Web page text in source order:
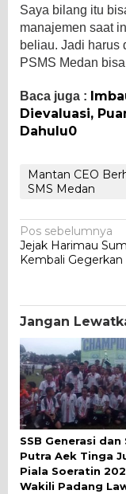
Saya bilang itu
manajemen saat
beliau. Jadi harus
PSMS Medan
Baca juga :
Dievaluasi,
Dahulu0
Mantan CEO
SMS Medan
Navigasi
pos
Pos sebelumnya
Jejak Harimau
Kembali Gegerkan
Jangan
SSB Generasi dan
Putra Aek Tinga
Piala Soeratin
Wakili Padang